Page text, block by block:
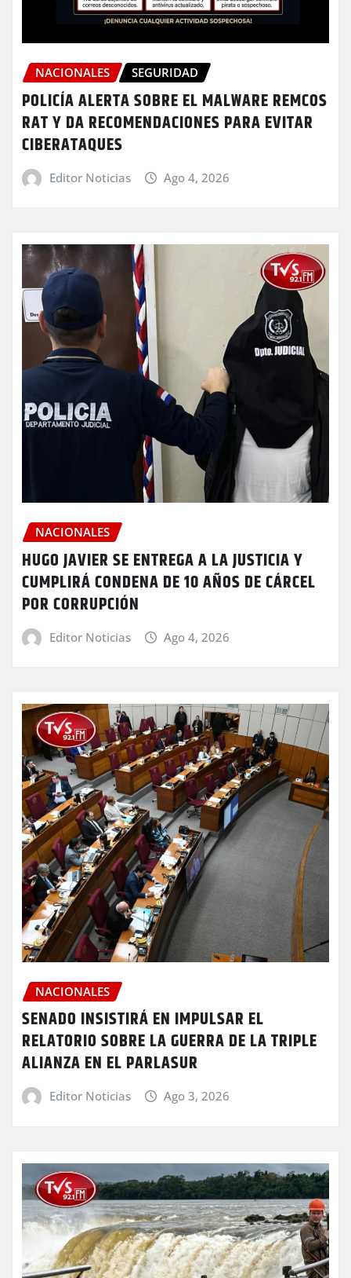
NACIONALES SEGURIDAD
POLICÍA ALERTA SOBRE EL MALWARE REMCOS
RAT Y DA RECOMENDACIONES PARA EVITAR
CIBERATAQUES
Editor Noticias Ago 4, 2026
NACIONALES
HUGO JAVIER SE ENTREGA A LA JUSTICIA Y
CUMPLIRÁ CONDENA DE 10 AÑOS DE CÁRCEL
POR CORRUPCIÓN
Editor Noticias Ago 4, 2026
NACIONALES
SENADO INSISTIRÁ EN IMPULSAR EL
RELATORIO SOBRE LA GUERRA DE LA TRIPLE
ALIANZA EN EL PARLASUR
Editor Noticias Ago 3, 2026